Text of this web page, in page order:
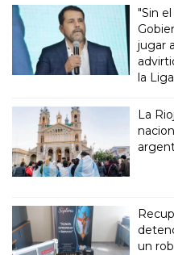
"Sin
jugar
la
La
un